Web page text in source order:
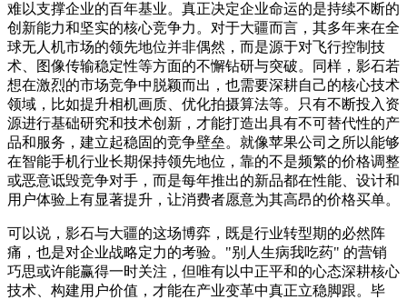
难以支撑企业的百年基业。真正决定企业命运的是持续不断的
创新能力和坚实的核心竞争力。对于大疆而言，其多年来在全
球无人机市场的领先地位并非偶然，而是源于对飞行控制技
术、图像传输稳定性等方面的不懈钻研与突破。同样，影石若
想在激烈的市场竞争中脱颖而出，也需要深耕自己的核心技术
领域，比如提升相机画质、优化拍摄算法等。只有不断投入资
源进行基础研究和技术创新，才能打造出具有不可替代性的产
品和服务，建立起稳固的竞争壁垒。就像苹果公司之所以能够
在智能手机行业长期保持领先地位，靠的不是频繁的价格调整
或恶意诋毁竞争对手，而是每年推出的新品都在性能、设计和
用户体验上有显著提升，让消费者愿意为其高昂的价格买单。
可以说，影石与大疆的这场博弈，既是行业转型期的必然阵
痛，也是对企业战略定力的考验。"别人生病我吃药" 的营销
巧思或许能赢得一时关注，但唯有以中正平和的心态深耕核心
技术、构建用户价值，才能在产业变革中真正立稳脚跟。毕